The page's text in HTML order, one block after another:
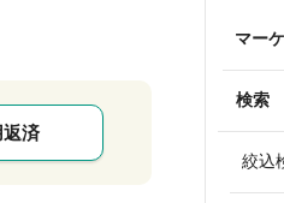
済
マー
検索
絞込